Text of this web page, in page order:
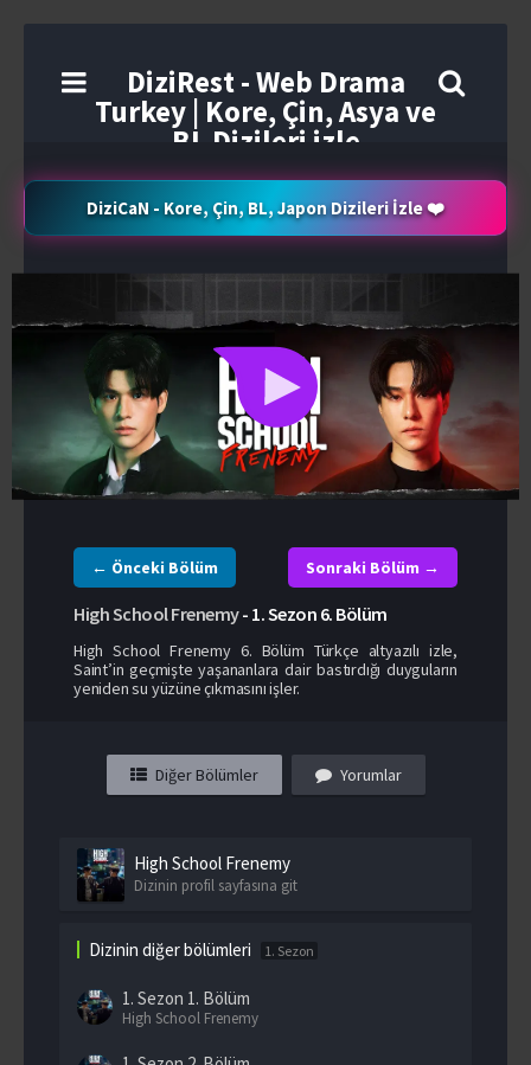
DiziRest - Web Drama
Turkey | Kore, Çin, Asya ve
BL Dizileri izle
DiziCaN - Kore, Çin, BL, Japon Dizileri İzle ❤️
← Önceki Bölüm Sonraki Bölüm →
High School Frenemy- 1. Sezon 6. Bölüm
High School Frenemy 6. Bölüm Türkçe altyazılı izle,
Saint’in geçmişte yaşananlara dair bastırdığı duyguların
yeniden su yüzüne çıkmasını işler.
Diğer Bölümler Yorumlar
High School Frenemy
Dizinin profil sayfasına git
Dizinin diğer bölümleri 1. Sezon
1. Sezon 1. Bölüm
High School Frenemy